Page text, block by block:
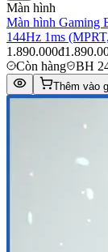
Màn hình
Màn hình Gaming
144Hz 1ms
1.890.000đ
Còn hàng
BH
Thêm vào